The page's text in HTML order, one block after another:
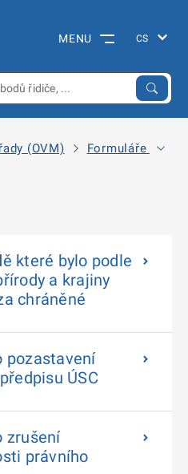
MENU
(OVM) Formuláře ke
které bylo podle
a krajiny
chráněné
pozastavení
ÚSC
zrušení
právního